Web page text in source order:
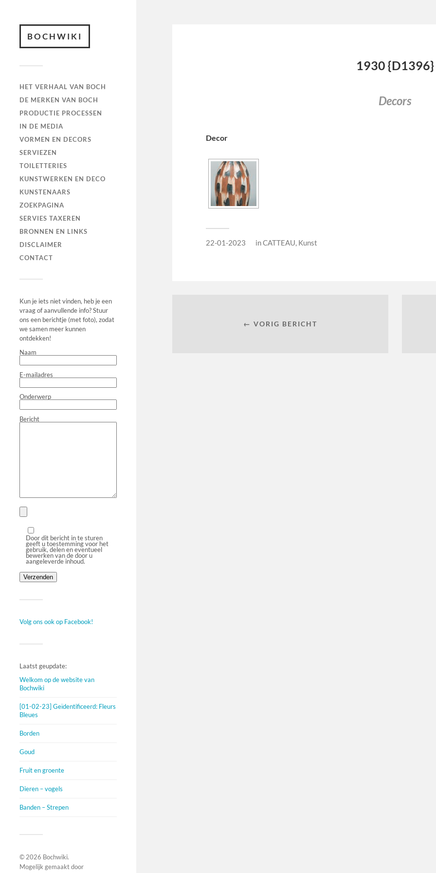
BOCHWIKI
HET VERHAAL VAN BOCH
DE MERKEN VAN BOCH
PRODUCTIE PROCESSEN
IN DE MEDIA
VORMEN EN DECORS
SERVIEZEN
TOILETTERIES
KUNSTWERKEN EN DECO
KUNSTENAARS
ZOEKPAGINA
SERVIES TAXEREN
BRONNEN EN LINKS
DISCLAIMER
CONTACT
Kun je iets niet vinden, heb je een
vraag of aanvullende info? Stuur
ons een berichtje (met foto), zodat
we samen meer kunnen
ontdekken!
Naam
E-mailadres
Onderwerp
Bericht
Door dit bericht in te sturen
geeft u toestemming voor het
gebruik, delen en eventueel
bewerken van de door u
aangeleverde inhoud.
Volg ons ook op Facebook!
Laatst geupdate:
Welkom op de website van
Bochwiki
[01-02-23] Geïdentificeerd: Fleurs
Bleues
Borden
Goud
Fruit en groente
Dieren – vogels
Banden – Strepen
© 2026 Bochwiki.
Mogelijk gemaakt door
1930 {D1396}
Decors
Decor
22-01-2023 inCATTEAU, Kunst
← VORIG BERICHT